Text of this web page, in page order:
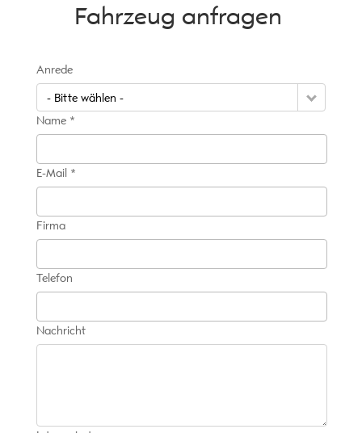
Fahrzeug anfragen
Anrede
- Bitte wählen -
Name *
E-Mail *
Firma
Telefon
Nachricht